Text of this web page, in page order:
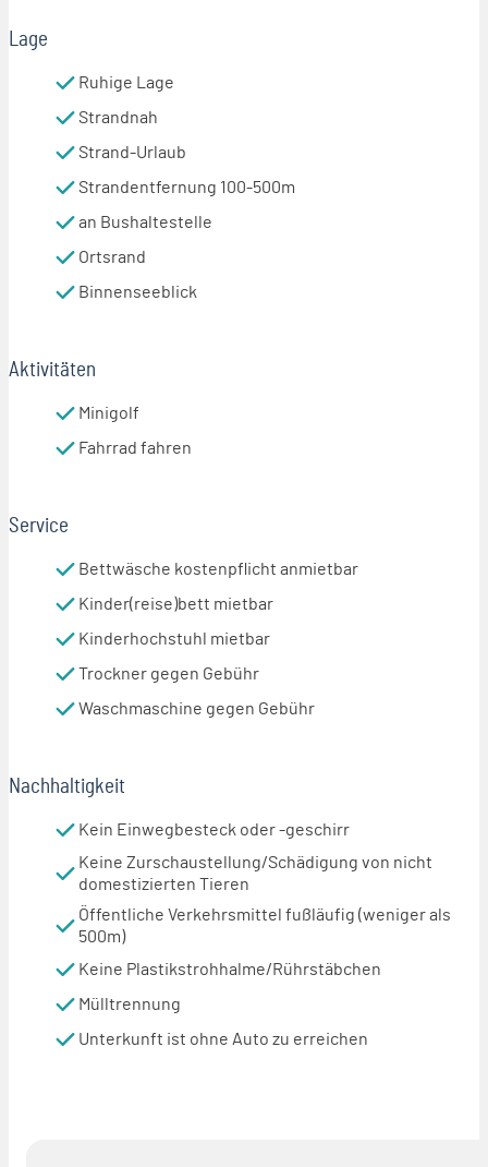
Lage
Ruhige Lage
Strandnah
Strand-Urlaub
Strandentfernung 100-500m
an Bushaltestelle
Ortsrand
Binnenseeblick
Aktivitäten
Minigolf
Fahrrad fahren
Service
Bettwäsche kostenpflicht anmietbar
Kinder(reise)bett mietbar
Kinderhochstuhl mietbar
Trockner gegen Gebühr
Waschmaschine gegen Gebühr
Nachhaltigkeit
Kein Einwegbesteck oder -geschirr
Keine Zurschaustellung/Schädigung von nicht
domestizierten Tieren
Öffentliche Verkehrsmittel fußläufig (weniger als
500m)
Keine Plastikstrohhalme/Rührstäbchen
Mülltrennung
Unterkunft ist ohne Auto zu erreichen